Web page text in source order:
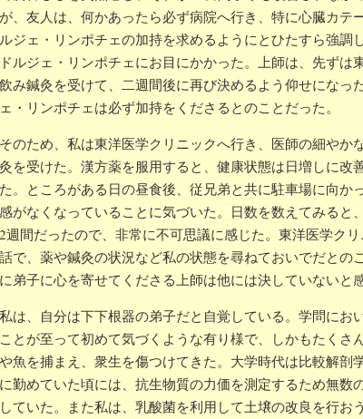
が、友人は、何かあったら必ず病院へ行き、特に心臓カテ
ルジェ・リンポチェの加持を求めるようにとひたすら強調
ドルジェ・リンポチェにお目にかかった。上師は、先ず
飲み鍼灸を受けて、二週間後に再び決めるよう仰せになっ
ェ・リンポチェは必ず加持をくださるとのことだった。
そのため、私は東洋医学クリニックへ行き、医師の細やか
灸を受けた。漢方薬を服用すると、健康状態は日増しに改
た。ところがある日の昼食後、従兄弟と共に駐車場に向か
感がなくなっていることに気づいた。日数を数えてみると
2週間だったので、非常に不可思議に感じた。東洋医学ク
話で、薬や鍼灸の状況など私の状態を尋ねておいでだとの
に弟子に心を寄せてくださる上師は他には決していないと感
私は、自分は下下根器の弟子だと自覚している。学問にお
ことが至って初めて気づくような有り様で、しかもたくさ
や魚を捕まえ、衆生を傷つけてきた。大学時代は比較解剖
に勤めていた頃には、抗生物質の力価を測定するため無数
していた。また私は、乳酸菌を利用して土壌の改良を行お